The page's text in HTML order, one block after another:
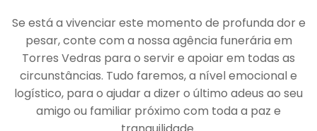
Se está a vivenciar este momento de profunda dor e
pesar, conte com a nossa agência funerária em
Torres Vedras para o servir e apoiar em todas as
circunstâncias. Tudo faremos, a nível emocional e
logístico, para o ajudar a dizer o último adeus ao seu
amigo ou familiar próximo com toda a paz e